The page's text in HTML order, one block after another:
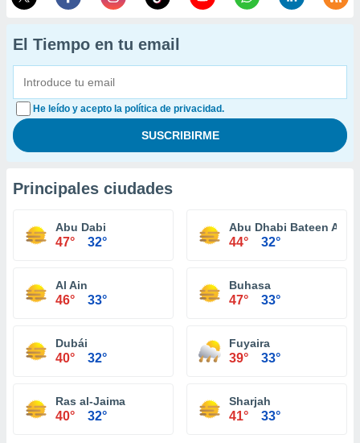
El Tiempo en tu email
He leído y acepto la política de privacidad.
Principales ciudades
Abu Dabi
47° 32°
Abu Dhabi Bateen
44° 32°
Al Ain
46° 33°
Buhasa
47° 33°
Dubái
40° 32°
Fuyaira
39° 33°
Ras al-Jaima
40° 32°
Sharjah
41° 33°